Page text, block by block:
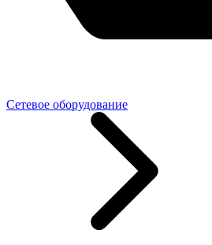
Сетевое оборудование